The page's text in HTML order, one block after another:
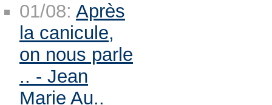
01/08: Après
la canicule,
on nous parle
.. - Jean
Marie Au..